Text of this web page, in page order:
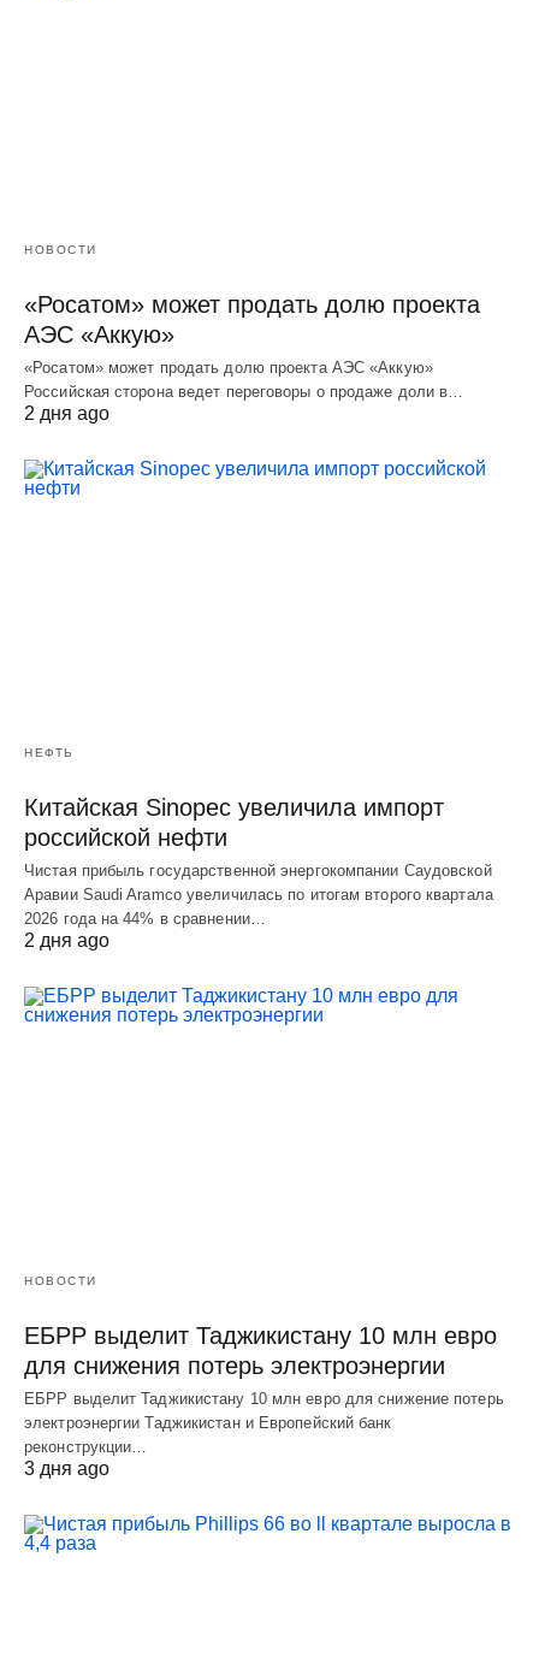
НОВОСТИ
«Росатом» может продать долю проекта
АЭС «Аккую»
«Росатом» может продать долю проекта АЭС «Аккую»
Российская сторона ведет переговоры о продаже доли в…
2 дня ago
НЕФТЬ
Китайская Sinopec увеличила импорт
российской нефти
Чистая прибыль государственной энергокомпании Саудовской
Аравии Saudi Aramco увеличилась по итогам второго квартала
2026 года на 44% в сравнении…
2 дня ago
НОВОСТИ
ЕБРР выделит Таджикистану 10 млн евро
для снижения потерь электроэнергии
ЕБРР выделит Таджикистану 10 млн евро для снижение потерь
электроэнергии Таджикистан и Европейский банк
реконструкции…
3 дня ago